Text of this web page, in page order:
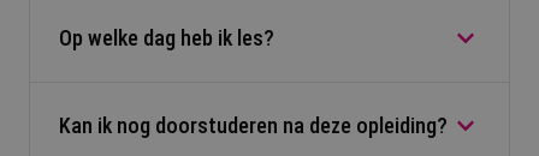
Je combineert werken en leren, krijgt een salaris
Op welke dag heb ik les?
Op dinsdagen van 9.00 - 17.30 uur verwachten
Kan ik nog doorstuderen na deze opleiding?